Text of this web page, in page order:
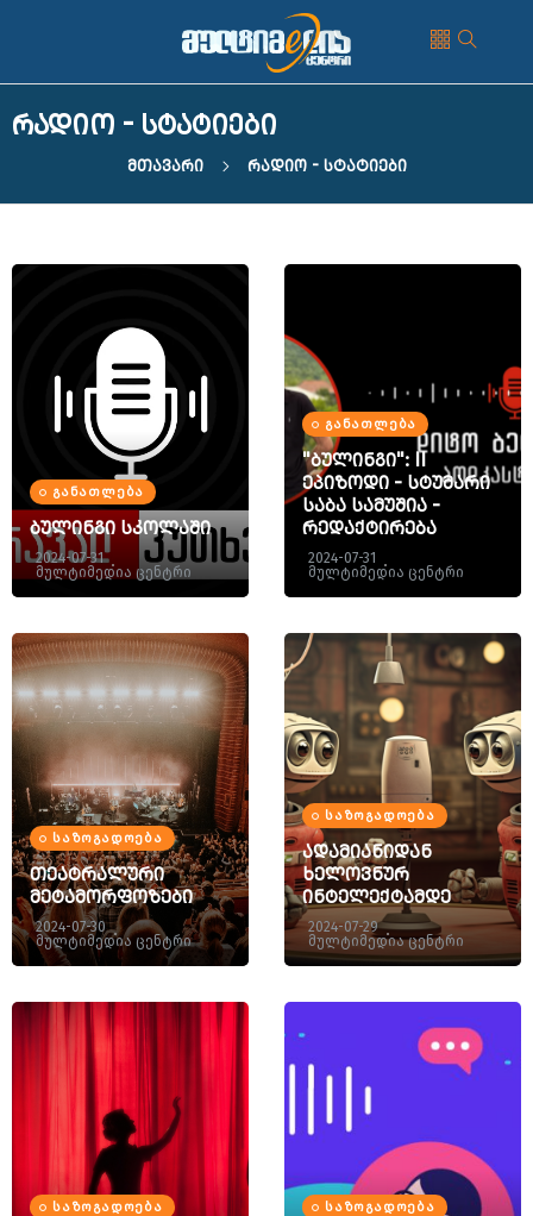
რადიო - სტატიები
Მთავარი Რადიო - Სტატიები
ᲒᲐᲜᲐᲗᲚᲔᲑᲐ
ბულინგი სკოლაში
2024-07-31
მულტიმედია ცენტრი
ᲒᲐᲜᲐᲗᲚᲔᲑᲐ
"ბულინგი": II
ეპიზოდი - სტუმარი
საბა სამუშია -
რედაქტირება
2024-07-31
მულტიმედია ცენტრი
ᲡᲐᲖᲝᲒᲐᲓᲝᲔᲑᲐ
თეატრალური
მეტამორფოზები
2024-07-30
მულტიმედია ცენტრი
ᲡᲐᲖᲝᲒᲐᲓᲝᲔᲑᲐ
ადამიანიდან
ხელოვნურ
ინტელექტამდე
2024-07-29
მულტიმედია ცენტრი
ᲡᲐᲖᲝᲒᲐᲓᲝᲔᲑᲐ ᲡᲐᲖᲝᲒᲐᲓᲝᲔᲑᲐ